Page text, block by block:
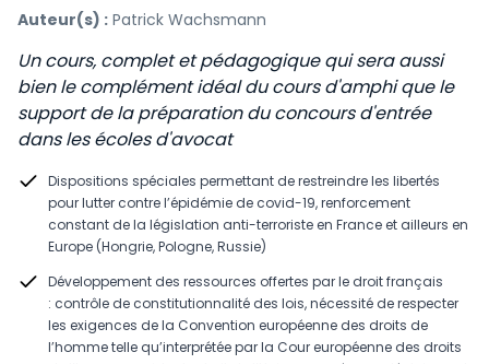
Auteur(s) : Patrick Wachsmann
Un cours, complet et pédagogique qui sera aussi
bien le complément idéal du cours d'amphi que le
support de la préparation du concours d'entrée
dans les écoles d'avocat
Dispositions spéciales permettant de restreindre les libertés
pour lutter contre l’épidémie de covid-19, renforcement
constant de la législation anti-terroriste en France et ailleurs en
Europe (Hongrie, Pologne, Russie)
Développement des ressources offertes par le droit français
: contrôle de constitutionnalité des lois, nécessité de respecter
les exigences de la Convention européenne des droits de
l’homme telle qu’interprétée par la Cour européenne des droits